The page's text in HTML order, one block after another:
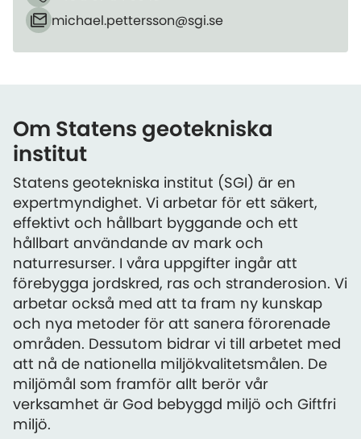
E-post
michael.pettersson​@sgi.se
Om Statens geotekniska
institut
Statens geotekniska institut (SGI) är en
expertmyndighet. Vi arbetar för ett säkert,
effektivt och hållbart byggande och ett
hållbart användande av mark och
naturresurser. I våra uppgifter ingår att
förebygga jordskred, ras och stranderosion. Vi
arbetar också med att ta fram ny kunskap
och nya metoder för att sanera förorenade
områden. Dessutom bidrar vi till arbetet med
att nå de nationella miljökvalitetsmålen. De
miljömål som framför allt berör vår
verksamhet är God bebyggd miljö och Giftfri
miljö.